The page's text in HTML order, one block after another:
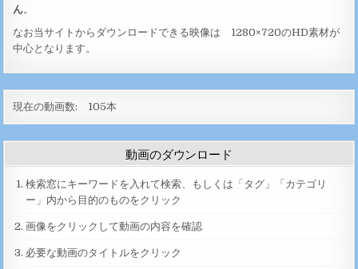
ん。
なお当サイトからダウンロードできる映像は 1280×720のHD素材が
中心となります。
現在の動画数: 105本
動画のダウンロード
検索窓にキーワードを入れて検索、もしくは「タグ」「カテゴリ
ー」内から目的のものをクリック
画像をクリックして動画の内容を確認
必要な動画のタイトルをクリック